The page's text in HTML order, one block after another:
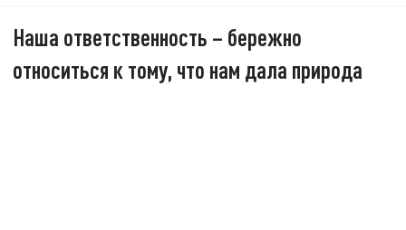
Наша ответственность – бережно
относиться к тому, что нам дала природа